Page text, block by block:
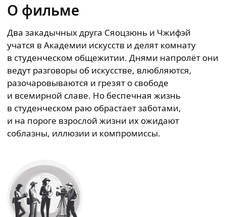
О фильме
Два закадычных друга Сяоцзюнь и Чжифэй
учатся в Академии искусств и делят комнату
в студенческом общежитии. Днями напролёт они
ведут разговоры об искусстве, влюбляются,
разочаровываются и грезят о свободе
и всемирной славе. Но беспечная жизнь
в студенческом раю обрастает заботами,
и на пороге взрослой жизни их ожидают
соблазны, иллюзии и компромиссы.